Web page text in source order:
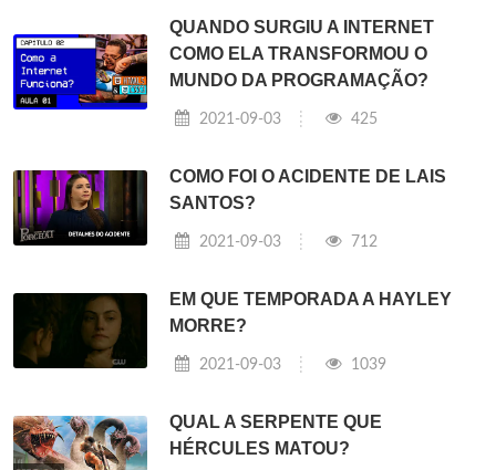
QUANDO SURGIU A INTERNET
COMO ELA TRANSFORMOU O
MUNDO DA PROGRAMAÇÃO?
2021-09-03 425
COMO FOI O ACIDENTE DE LAIS
SANTOS?
2021-09-03 712
EM QUE TEMPORADA A HAYLEY
MORRE?
2021-09-03 1039
QUAL A SERPENTE QUE
HÉRCULES MATOU?